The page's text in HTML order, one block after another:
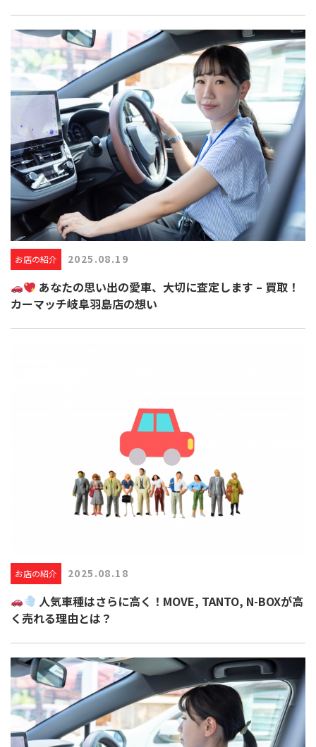
お店の紹介 2025.08.19
あなたの思い出の愛車、大切に査定します – 買取！
カーマッチ岐阜羽島店の想い
お店の紹介 2025.08.18
人気車種はさらに高く！MOVE, TANTO, N-BOXが高
く売れる理由とは？